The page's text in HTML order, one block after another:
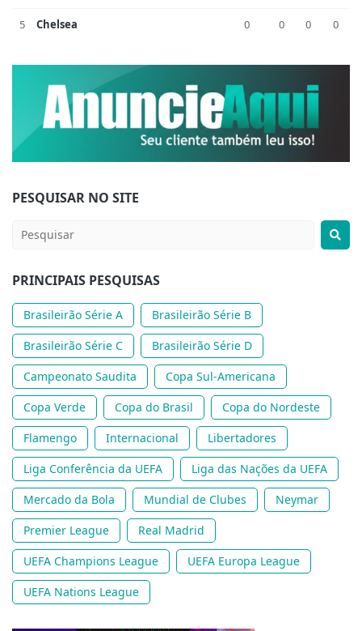
5 Chelsea 0 0 0 0
PESQUISAR NO SITE
PRINCIPAIS PESQUISAS
Brasileirão Série A
Brasileirão Série B
Brasileirão Série C
Brasileirão Série D
Campeonato Saudita
Copa Sul-Americana
Copa Verde
Copa do Brasil
Copa do Nordeste
Flamengo
Internacional
Libertadores
Liga Conferência da UEFA
Liga das Nações da UEFA
Mercado da Bola
Mundial de Clubes
Neymar
Premier League
Real Madrid
UEFA Champions League
UEFA Europa League
UEFA Nations League